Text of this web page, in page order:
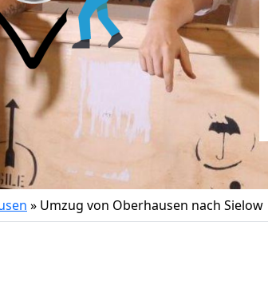
» Umzug von Oberhausen nach Sielow